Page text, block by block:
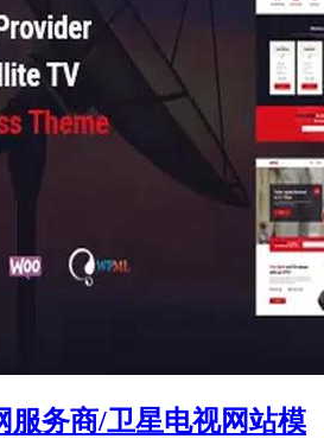
服务商/卫星电视网站模